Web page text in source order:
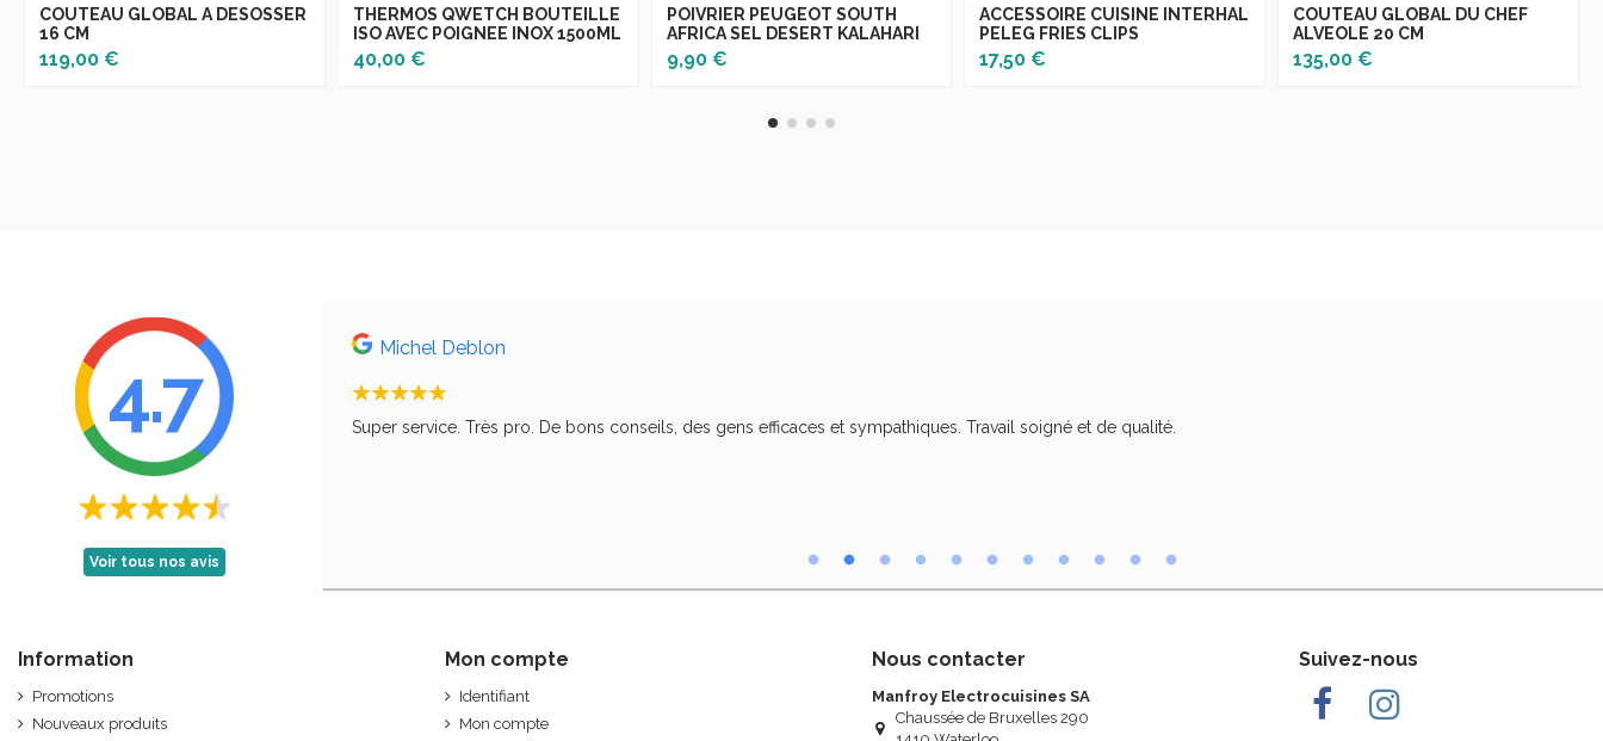
COUTEAU GLOBAL A DESOSSER
16 CM
119,00 €
THERMOS QWETCH BOUTEILLE
ISO AVEC POIGNEE INOX 1500ML
40,00 €
POIVRIER PEUGEOT SOUTH
AFRICA SEL DESERT KALAHARI
9,90 €
ACCESSOIRE CUISINE INTERHAL
PELEG FRIES CLIPS
17,50 €
COUTEAU GLOBAL DU CHEF
ALVEOLE 20 CM
135,00 €
4.7
Voir tous nos avis
le disait ma grand-mère, qu'il faut
Michel Deblon
Super service. Très pro. De bons conseils, des gens efficaces et sympathiques. Travail soigné et de qualité.
Information
Promotions
Nouveaux produits
Mon compte
Identifiant
Mon compte
Nous contacter
Manfroy Electrocuisines SA
Chaussée de Bruxelles 290
Suivez-nous